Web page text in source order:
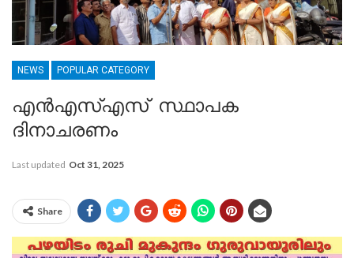
NEWS POPULAR CATEGORY
എൻഎസ്എസ് സ്ഥാപക
ദിനാചരണം
Last updated Oct 31, 2025
Share